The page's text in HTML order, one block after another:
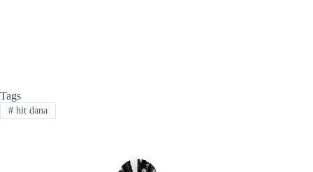
Tags
#hit dana